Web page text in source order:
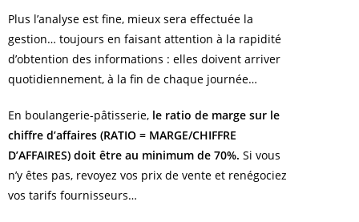
Plus l’analyse est fine, mieux sera effectuée la
gestion… toujours en faisant attention à la rapidité
d’obtention des informations : elles doivent arriver
quotidiennement, à la fin de chaque journée…
En boulangerie-pâtisserie, le ratio de marge sur le
chiffre d’affaires (RATIO = MARGE/CHIFFRE
D’AFFAIRES) doit être au minimum de 70%. Si vous
n’y êtes pas, revoyez vos prix de vente et renégociez
vos tarifs fournisseurs…